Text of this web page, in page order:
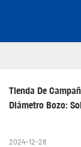
Tienda De
Diámetro Bozo:
2024-12-28